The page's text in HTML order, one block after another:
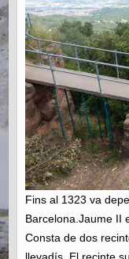
Fins al 1323 va
Barcelona.Jaume II
Consta de dos